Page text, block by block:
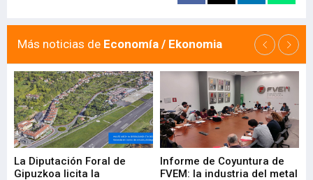
Más noticias de Economía / Ekonomia
La Diputación Foral de
Gipuzkoa licita la
Informe de Coyuntura de
FVEM: la industria del metal